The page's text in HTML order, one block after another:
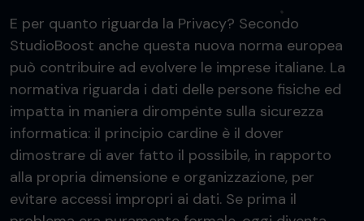
E per quanto riguarda la Privacy? Secondo
StudioBoost anche questa nuova norma europea
può contribuire ad evolvere le imprese italiane. La
normativa riguarda i dati delle persone fisiche ed
impatta in maniera dirompente sulla sicurezza
informatica: il principio cardine è il dover
dimostrare di aver fatto il possibile, in rapporto
alla propria dimensione e organizzazione, per
evitare accessi impropri ai dati. Se prima il